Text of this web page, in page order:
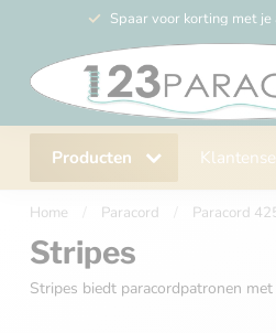
Spaar voor korting met je
Producten
Home Paracord Paracord
Stripes
Stripes biedt paracordpatronen